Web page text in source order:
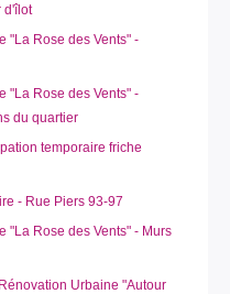
d'îlot
"La Rose des Vents" -
"La Rose des Vents" -
du quartier
temporaire friche
- Rue Piers 93-97
"La Rose des Vents" - Murs
Urbaine "Autour